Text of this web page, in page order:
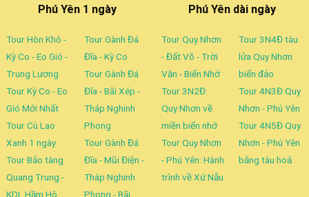
Phú Yên 1 ngày
Tour Hòn Khô -
Kỳ Co - Eo Gió -
Trung Lương
Tour Kỳ Co - Eo
Gió Mới Nhất
Tour Cù Lao
Xanh 1 ngày
Tour Bảo tàng
Quang Trung -
KDL Hầm Hô
Tour Gành Đá
Đĩa - Kỳ Co
Tour Gành Đá
Đĩa - Bãi Xép -
Tháp Nghinh
Phong
Tour Gành Đá
Đĩa - Mũi Điện -
Tháp Nghinh
Phong - Bãi
Phú Yên dài ngày
Tour Quy Nhơn
- Đất Võ - Trời
Văn - Biển Nhớ
Tour 3N2Đ:
Quy Nhơn về
miền biển nhớ
Tour Quy Nhơn
- Phú Yên: Hành
trình về Xứ Nẫu
Tour 3N4Đ tàu
lửa Quy Nhơn
biển đảo
Tour 4N3Đ Quy
Nhơn - Phú Yên
Tour 4N5Đ Quy
Nhơn - Phú Yên
bằng tàu hoả